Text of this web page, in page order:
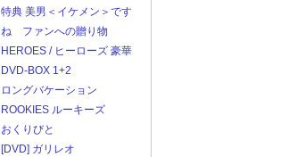
特典 美男＜イケメン＞です
ね ファンへの贈り物
HEROES / ヒーローズ 豪華
DVD-BOX 1+2
ロングバケーション
ROOKIES ルーキーズ
おくりびと
[DVD] ガリレオ